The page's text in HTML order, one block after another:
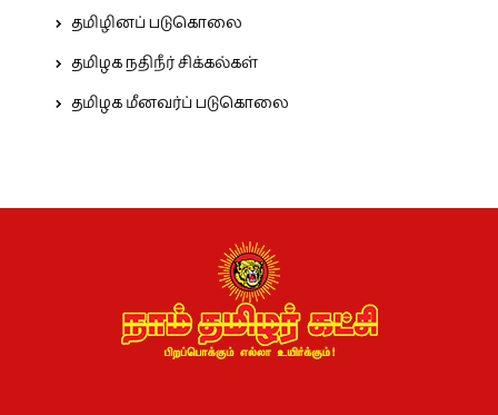
தமிழினப் படுகொலை
தமிழக நதிநீர் சிக்கல்கள்
தமிழக மீனவர்ப் படுகொலை